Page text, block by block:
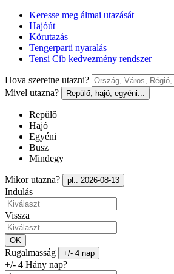
Keresse meg álmai utazását
Hajóút
Körutazás
Tengerparti nyaralás
Tensi Cib kedvezmény rendszer
Hova szeretne utazni?
Mivel utazna?
Repülő, hajó, egyéni...
Repülő
Hajó
Egyéni
Busz
Mindegy
Mikor utazna? pl.: 2026-08-13
Indulás
Vissza
OK
Rugalmasság +/- 4 nap
+/- 4 Hány nap?